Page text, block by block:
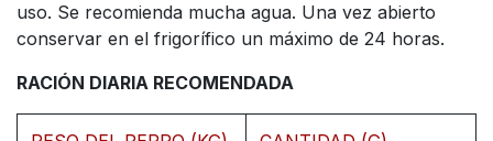
uso. Se recomienda mucha agua. Una vez abierto
conservar en el frigorífico un máximo de 24 horas.
RACIÓN DIARIA RECOMENDADA